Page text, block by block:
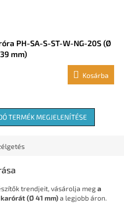
PH-SA-S-ST-W-NG-20S (Ø
39 mm)
Kosárba
TERMÉK MEGJELENÍTÉSE
trendjeit, vásárolja mega
(Ø 41 mm)a legjobb áron.